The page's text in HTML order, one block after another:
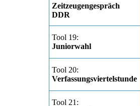
Zeitzeugengespräch
DDR
Tool 19:
Juniorwahl
Tool 20:
Verfassungsviertelstunde
Tool 21: